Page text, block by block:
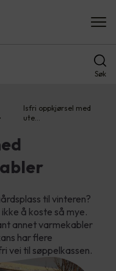
Søk
Isfri oppkjørsel med
ute…
til vinteren?
å koste så mye.
annet varmekabler
har flere
vei til søppelkassen.